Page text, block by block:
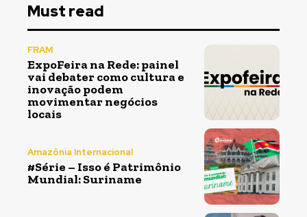
Must read
FRAM
ExpoFeira na Rede: painel
vai debater como cultura e
inovação podem
movimentar negócios
locais
Amazônia Internacional
#Série – Isso é Patrimônio
Mundial: Suriname